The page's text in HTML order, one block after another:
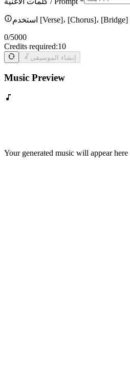
0/5000
Credits required:10
إنشاء الموسيقى
Music Preview
Your generated music will appear here